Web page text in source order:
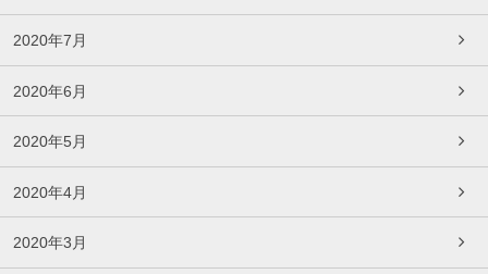
2020年7月
2020年6月
2020年5月
2020年4月
2020年3月